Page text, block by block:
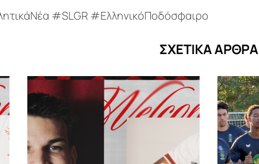
#SLGR #ΕλληνικόΠοδόσφαιρο
ΣΧΕΤΙΚΑ ΑΡΘΡΑ